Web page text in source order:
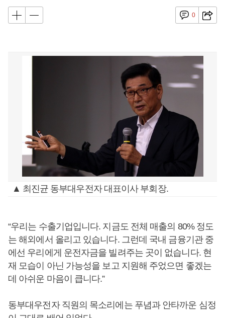
0
▲ 최진균 동부대우전자 대표이사 부회장.
“우리는 수출기업입니다. 지금도 전체 매출의 80% 정도
는 해외에서 올리고 있습니다. 그런데 국내 금융기관 중
에선 우리에게 운전자금을 빌려주는 곳이 없습니다. 현
재 모습이 아닌 가능성을 보고 지원해 주었으면 좋겠는
데 아쉬운 마음이 큽니다.”
동부대우전자 직원의 목소리에는 푸념과 안타까운 심정